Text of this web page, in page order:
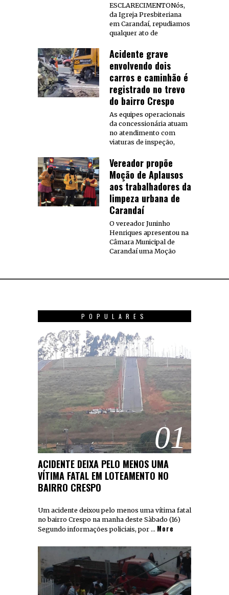
ESCLARECIMENTONós,
da Igreja Presbiteriana
em Carandaí, repudiamos
qualquer ato de
Acidente grave
envolvendo dois
carros e caminhão é
registrado no trevo
do bairro Crespo
As equipes operacionais
da concessionária atuam
no atendimento com
viaturas de inspeção,
Vereador propõe
Moção de Aplausos
aos trabalhadores da
limpeza urbana de
Carandaí
O vereador Juninho
Henriques apresentou na
Câmara Municipal de
Carandaí uma Moção
POPULARES
01
ACIDENTE DEIXA PELO MENOS UMA
VÍTIMA FATAL EM LOTEAMENTO NO
BAIRRO CRESPO
Um acidente deixou pelo menos uma vítima fatal
no bairro Crespo na manha deste Sàbado (16)
Segundo informações policiais, por … More